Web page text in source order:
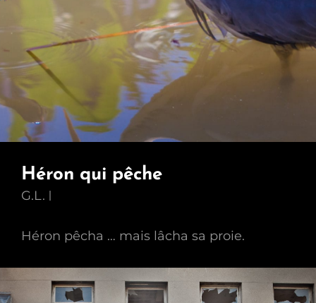
Héron qui pêche
G.L.
Héron pêcha … mais lâcha sa proie.